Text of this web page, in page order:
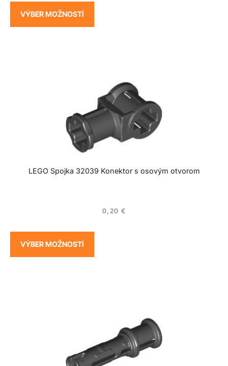
VÝBER MOŽNOSTÍ
LEGO Spojka 32039 Konektor s osovým otvorom
0,20 €
VÝBER MOŽNOSTÍ